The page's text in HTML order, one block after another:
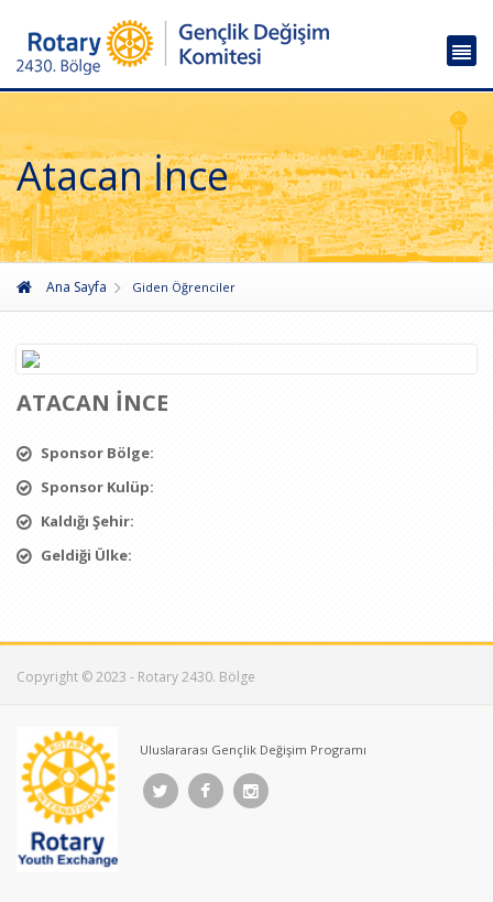
Atacan İnce
Ana Sayfa Giden Öğrenciler
ATACAN İNCE
Sponsor Bölge:
Sponsor Kulüp:
Kaldığı Şehir:
Geldiği Ülke:
Copyright © 2023 - Rotary 2430. Bölge
Uluslararası Gençlik Değişim Programı